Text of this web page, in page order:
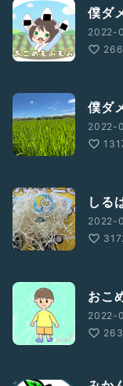
僕ダ
2022-
僕ダ
2022-
しる
2022-
おこ
2022-